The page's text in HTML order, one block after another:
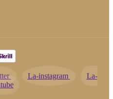
La-instagram
La-